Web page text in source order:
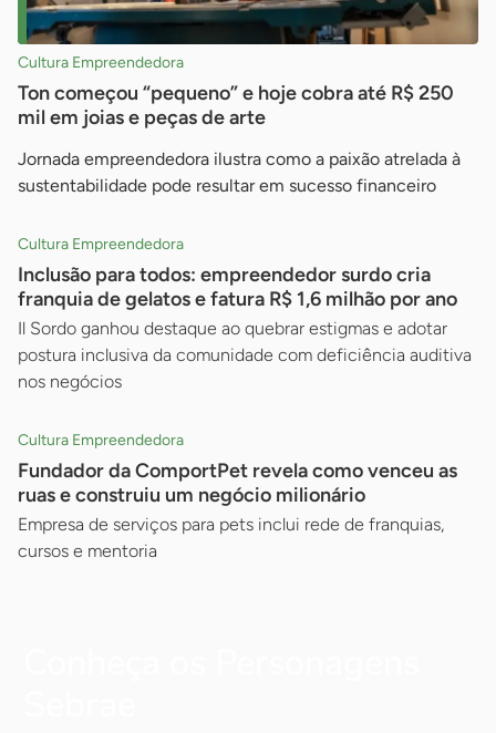
Cultura Empreendedora
Ton começou “pequeno” e hoje cobra até R$ 250
mil em joias e peças de arte
Jornada empreendedora ilustra como a paixão atrelada à
sustentabilidade pode resultar em sucesso financeiro
Cultura Empreendedora
Inclusão para todos: empreendedor surdo cria
franquia de gelatos e fatura R$ 1,6 milhão por ano
Il Sordo ganhou destaque ao quebrar estigmas e adotar
postura inclusiva da comunidade com deficiência auditiva
nos negócios
Cultura Empreendedora
Fundador da ComportPet revela como venceu as
ruas e construiu um negócio milionário
Empresa de serviços para pets inclui rede de franquias,
cursos e mentoria